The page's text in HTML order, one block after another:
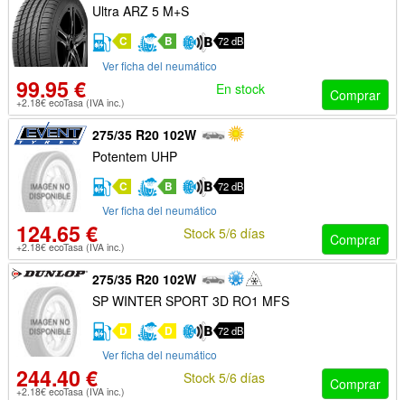
Ultra ARZ 5 M+S
C B 72 dB
Ver ficha del neumático
99.95 €
+2.18€ ecoTasa (IVA inc.) Comprar
En stock
275/35 R20 102W
Potentem UHP
C B 72 dB
Ver ficha del neumático
124.65 €
+2.18€ ecoTasa (IVA inc.) Comprar
Stock 5/6 días
275/35 R20 102W
SP WINTER SPORT 3D RO1 MFS
D D 72 dB
Ver ficha del neumático
244.40 €
+2.18€ ecoTasa (IVA inc.) Comprar
Stock 5/6 días